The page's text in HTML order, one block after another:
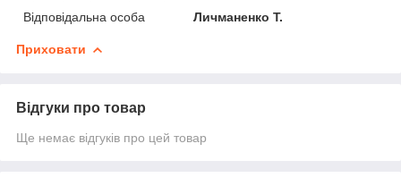
Відповідальна особа
Личманенко Т.
Приховати
Відгуки про товар
Ще немає відгуків про цей товар